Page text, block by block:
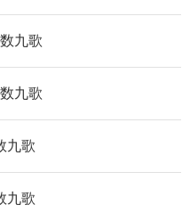
九歌
九歌
九歌
九歌